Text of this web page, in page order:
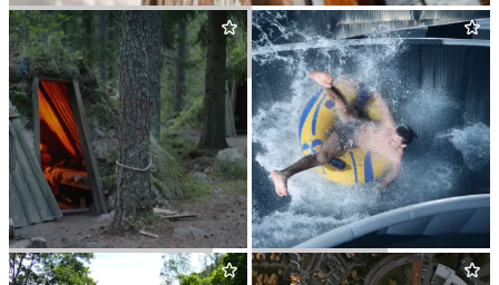
The Steam Hotel
KOLAR­BYN ECO LODGE KOKPUNK­TEN